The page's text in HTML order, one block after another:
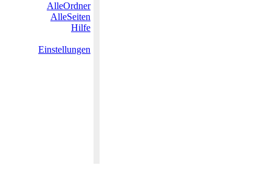
AlleOrdner
AlleSeiten
Hilfe
Einstellungen